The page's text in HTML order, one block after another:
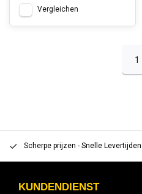
Vergleichen
1
Scherpe prijzen - Snelle Levertijden
KUNDENDIENST